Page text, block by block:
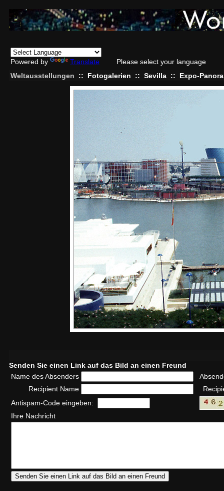
Powered by Translate
Please select your language
Weltausstellungen
:: Fotogalerien :: Sevilla :: Expo-
Senden Sie einen Link auf das Bild an einen Freund
Name des Absenders
Recipient Name
Antispam-Code eingeben:
Ihre Nachricht